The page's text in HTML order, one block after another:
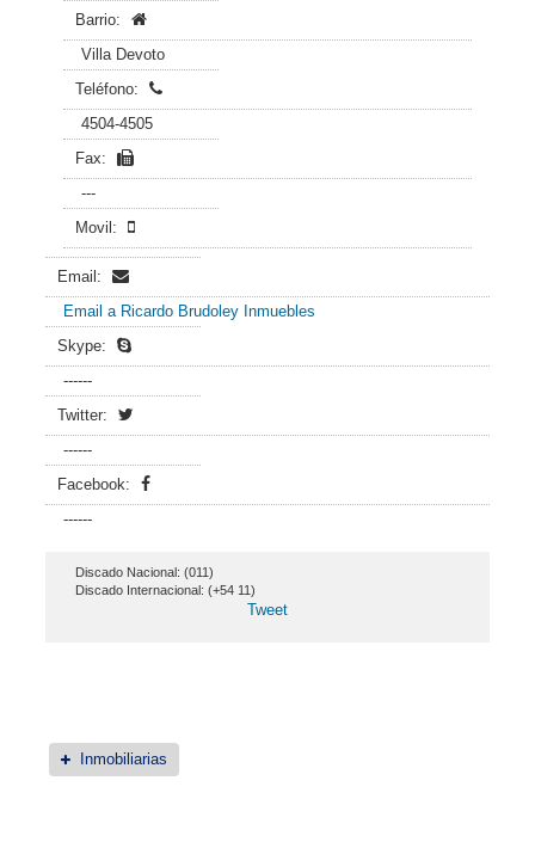
Barrio:
Villa Devoto
Teléfono:
4504-4505
Fax:
---
Movil:
Email:
Email a Ricardo Brudoley Inmuebles
Skype:
------
Twitter:
------
Facebook:
------
Discado Nacional: (011)
Discado Internacional: (+54 11)
Tweet
Inmobiliarias